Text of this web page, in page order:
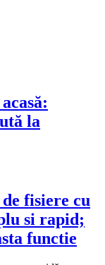
la
fisiere cu
si rapid;
functie